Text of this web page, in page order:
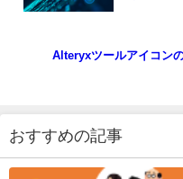
Alteryxツールアイコン
おすすめの記事